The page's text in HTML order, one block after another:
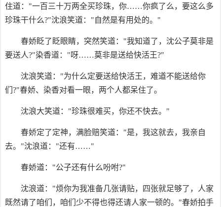
住道："一百三十万两全买珍珠，你……你疯了么，要这么多
珍珠干什么?"沈浪笑道："自然是有用处的。"
春娇眨了眨眼睛，突然笑道："我知道了，沈公子莫非是
要送人?"染香道："呀……莫非是送给快活王?"
沈浪笑道："为什么定要送给快活王，难道不能送给你
们?"春娇、染香对看一眼，两个人都呆住了。
沈浪大笑道："珍珠很难买，你还不快去。"
春娇定了定神，满脸赔笑道："是，我这就去，我亲自
去。"沈浪道："还有……"
春娇道："公子还有什么吩咐?"
沈浪道："烦你为我准备几张请贴，四张就足够了，人家
既然请了咱们，咱们少不得也得还请人家一顿的。"春娇拍手